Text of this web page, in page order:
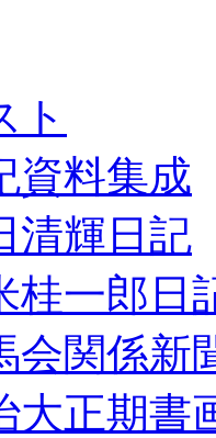
ト
資料集成
清輝日記
桂一郎日
会関係新
大正期書